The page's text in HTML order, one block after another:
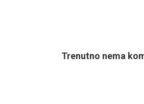
Trenutno nema